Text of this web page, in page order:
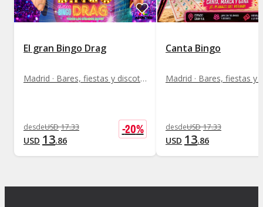
El gran Bingo Drag
Madrid · Bares, fiestas y discotecas
desdeUSD 17.33
USD 13.86
-20%
Canta Bingo
desdeUSD 17.33
USD 13.86